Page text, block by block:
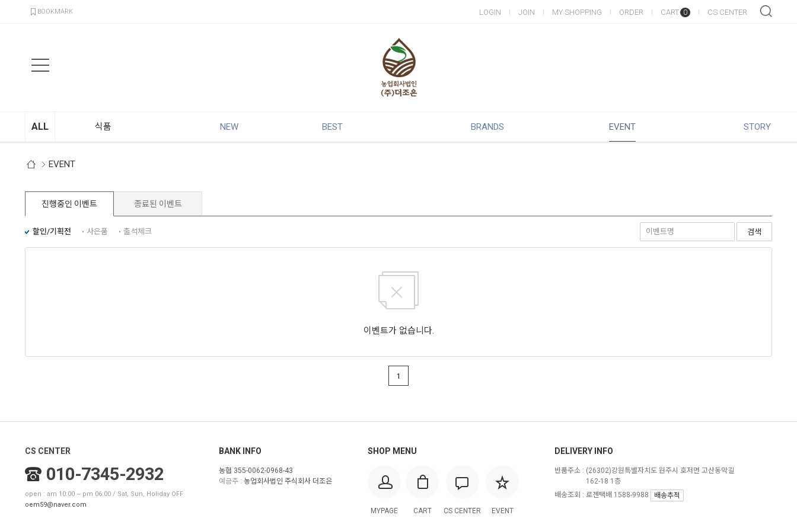
BOOKMARK LOGIN JOIN MY SHOPPING ORDER CART 0 CS CENTER
ALL 식품 NEW BEST BRANDS EVENT STORY
EVENT
진행중인 이벤트 종료된 이벤트
할인/기획전 사은품 출석체크 검색
이벤트가 없습니다.
1
CS CENTER
010-7345-2932
open : am 10:00 ~ pm 06:00 / Sat, Sun, Holiday OFF
oem59@naver.com
BANK INFO
농협 355-0062-0968-43
예금주 : 농업회사법인 주식회사 더조은
SHOP MENU
MYPAGE CART CS CENTER EVENT
DELIVERY INFO
반품주소 : (26302)강원특별자치도 원주시 호저면 고산동막길
162-18 1층
배송조회 : 로젠택배 1588-9988
배송추적